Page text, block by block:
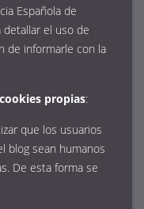
Española de
el uso de
de informarle con la
cookies propias:
que los usuarios
blog sean humanos
De esta forma se